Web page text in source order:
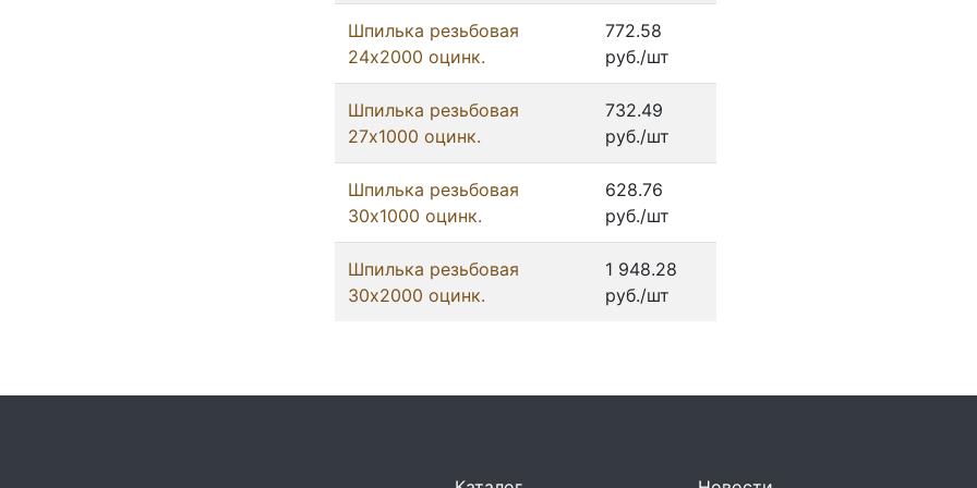
Шпилька резьбовая
24x2000 оцинк.
772.58
руб./шт
Шпилька резьбовая
27x1000 оцинк.
732.49
руб./шт
Шпилька резьбовая
30x1000 оцинк.
628.76
руб./шт
Шпилька резьбовая
30x2000 оцинк.
1 948.28
руб./шт